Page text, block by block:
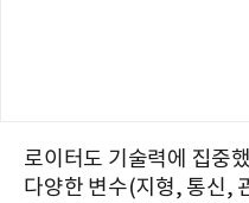
로이터도 기술력에 집중
다양한 변수(지형, 통신,